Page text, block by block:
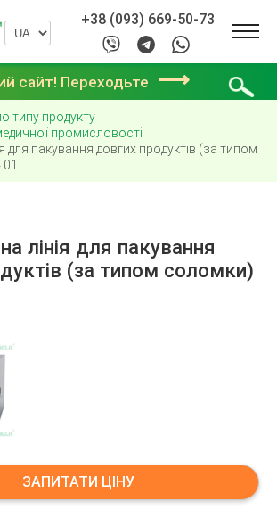
+38 (093) 669-50-73
сайт! Переходьте ⟶
типу продукту
промисловості
для пакування довгих продуктів (за типом
лінія для пакування
(за типом соломки)
ЗАПИТАТИ ЦІНУ